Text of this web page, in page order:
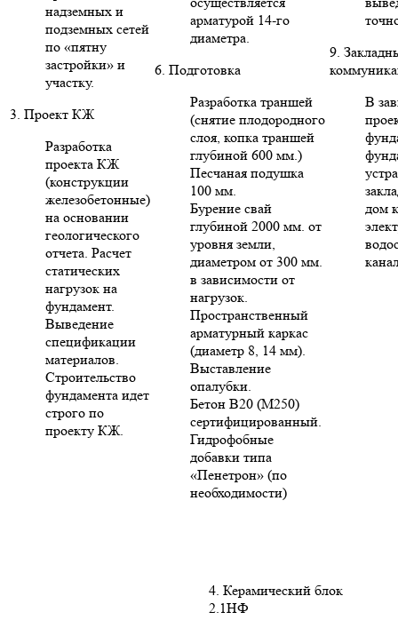
надземных и
подземных сетей
по «пятну
застройки» и
участку.
3. Проект КЖ
Разработка
проекта КЖ
(конструкции
железобетонные)
на основании
геологического
отчета. Расчет
статических
нагрузок на
фундамент.
Выведение
спецификации
материалов.
Строительство
фундамента идет
строго по
проекту КЖ.
арматурой 14-го
диаметра.
6. Подготовка
Разработка траншей
(снятие плодородного
слоя, копка траншей
глубиной 600 мм.)
Песчаная подушка
100 мм.
Бурение свай
глубиной 2000 мм. от
уровня земли,
диаметром от 300 мм.
в зависимости от
нагрузок.
Пространственный
арматурный каркас
(диаметр 8, 14 мм).
Выставление
опалубки.
Бетон В20 (М250)
сертифицированный.
Гидрофобные
добавки типа
«Пенетрон» (по
необходимости)
9.
В
дом
4. Керамический блок
2.1НФ